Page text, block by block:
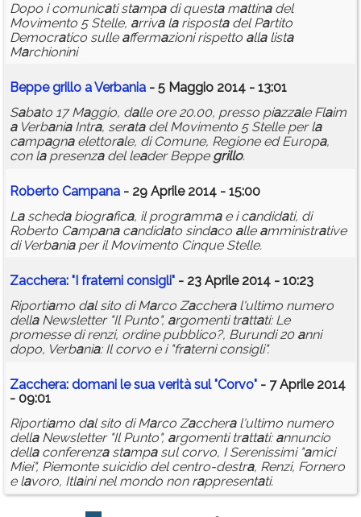
Dopo i comunicati stampadi questamattinadel
Movimento 5 Stelle, arrivalarispostadel Partito
Democratico sulle affermazioni rispetto allalista
Marchionini
Beppegrillo aVerbania - 5 Maggio 2014 - 13:01
Sabato 17 Maggio, dalle ore 20.00, presso piazzale Flaim
aVerbaniaIntra, seratadel Movimento 5 Stelle per la
campagnaelettorale, di Comune, Regione ed Europa,
con lapresenzadel leader Beppe grillo.
Roberto Campana - 29 Aprile 2014 - 15:00
Laschedabiografica, il programmae i candidati, di
Roberto Campanacandidato sindaco alle amministrative
di Verbaniaper il Movimento Cinque Stelle.
Zacchera: "I fraterni consigli" - 23 Aprile 2014 - 10:23
Riportiamo dal sito di Marco Zaccheral'ultimo numero
dellaNewsletter "Il Punto", argomenti trattati: Le
promesse di renzi, ordine pubblico?, Burundi 20 anni
dopo, Verbania: Il corvo e i "fraterni consigli".
Zacchera: domani le sua verità sul "Corvo" - 7 Aprile 2014
- 09:01
Riportiamo dal sito di Marco Zaccheral'ultimo numero
dellaNewsletter "Il Punto", argomenti trattati: annuncio
dellaconferenzastampasul corvo, I Serenissimi "amici
Miei", Piemonte suicidio del centro-destra, Renzi, Fornero
e lavoro, Itlaini nel mondo non rappresentati.